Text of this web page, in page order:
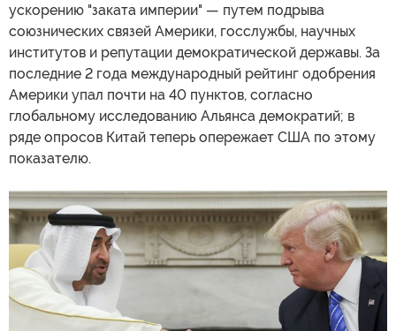
ускорению "заката империи" — путем подрыва
союзнических связей Америки, госслужбы, научных
институтов и репутации демократической державы. За
последние 2 года международный рейтинг одобрения
Америки упал почти на 40 пунктов, согласно
глобальному исследованию Альянса демократий; в
ряде опросов Китай теперь опережает США по этому
показателю.